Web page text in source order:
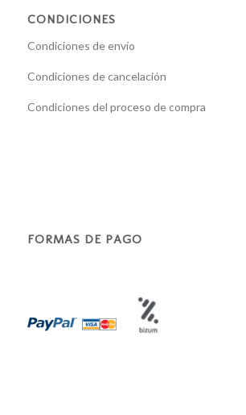
CONDICIONES
Condiciones de envío
Condiciones de cancelación
Condiciones del proceso de compra
FORMAS DE PAGO